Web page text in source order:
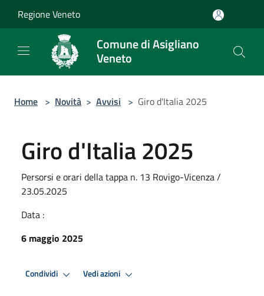
Regione Veneto
Comune di Asigliano
Veneto
Home > Novità > Avvisi > Giro d'Italia 2025
Giro d'Italia 2025
Persorsi e orari della tappa n. 13 Rovigo-Vicenza /
23.05.2025
Data :
6 maggio 2025
Condividi Vedi azioni